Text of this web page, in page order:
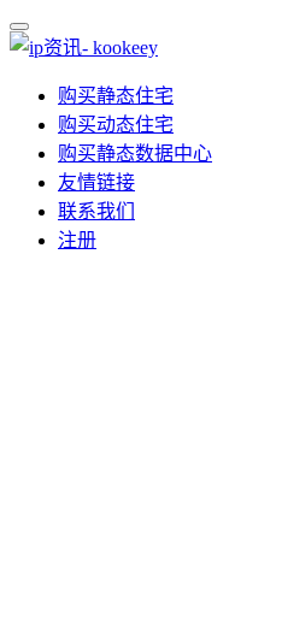
购买静态住宅
购买动态住宅
购买静态数据中心
友情链接
联系我们
注册